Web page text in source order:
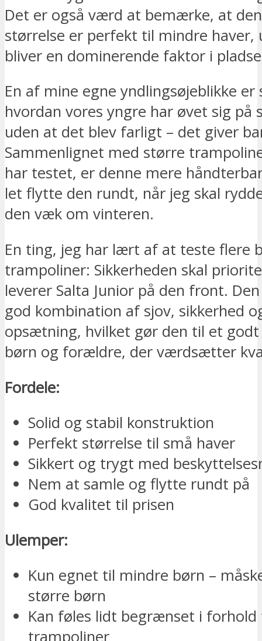
Det er også værd at bemærke, at
størrelse er perfekt til mindre haver,
bliver en dominerende faktor i
En af mine egne yndlingsøjeblikke er
hvordan vores yngre har øvet sig på
uden at det blev farligt – det giver
Sammenlignet med større
har testet, er denne mere
let flytte den rundt, når jeg skal
den væk om vinteren.
En ting, jeg har lært af at teste flere
trampoliner: Sikkerheden skal
leverer Salta Junior på den front.
god kombination af sjov, sikkerhed
opsætning, hvilket gør den til et
børn og forældre, der værdsætter
Fordele:
Solid og stabil konstruktion
Perfekt størrelse til små haver
Sikkert og trygt med
Nem at samle og flytte rundt på
God kvalitet til prisen
Ulemper:
Kun egnet til mindre børn –
større børn
Kan føles lidt begrænset i
trampoliner